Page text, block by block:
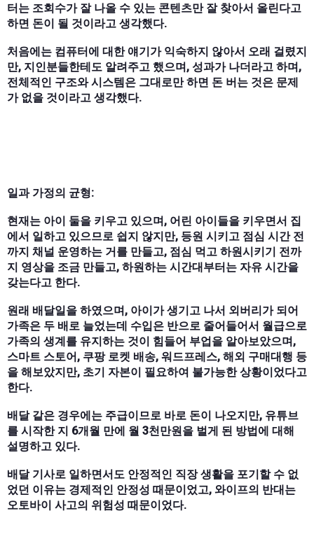
터는 조회수가 잘 나올 수 있는 콘텐츠만 잘 찾아서 올린다고
하면 돈이 될 것이라고 생각했다.
처음에는 컴퓨터에 대한 얘기가 익숙하지 않아서 오래 걸렸지
만, 지인분들한테도 알려주고 했으며, 성과가 나더라고 하며,
전체적인 구조와 시스템은 그대로만 하면 돈 버는 것은 문제
가 없을 것이라고 생각했다.
일과 가정의 균형:
현재는 아이 둘을 키우고 있으며, 어린 아이들을 키우면서 집
에서 일하고 있으므로 쉽지 않지만, 등원 시키고 점심 시간 전
까지 채널 운영하는 거를 만들고, 점심 먹고 하원시키기 전까
지 영상을 조금 만들고, 하원하는 시간대부터는 자유 시간을
갖는다고 한다.
원래 배달일을 하였으며, 아이가 생기고 나서 외버리가 되어
가족은 두 배로 늘었는데 수입은 반으로 줄어들어서 월급으로
가족의 생계를 유지하는 것이 힘들어 부업을 알아보았으며,
스마트 스토어, 쿠팡 로켓 배송, 워드프레스, 해외 구매대행 등
을 해보았지만, 초기 자본이 필요하여 불가능한 상황이었다고
한다.
배달 같은 경우에는 주급이므로 바로 돈이 나오지만, 유튜브
를 시작한 지 6개월 만에 월 3천만원을 벌게 된 방법에 대해
설명하고 있다.
배달 기사로 일하면서도 안정적인 직장 생활을 포기할 수 없
었던 이유는 경제적인 안정성 때문이었고, 와이프의 반대는
오토바이 사고의 위험성 때문이었다.